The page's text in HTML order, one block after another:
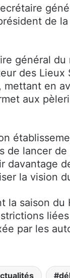
de
général du
des Lieux
mettant en
aux
de lancer de
davantage
la vision
la saison du
par les